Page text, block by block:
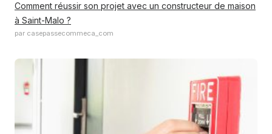
Comment réussir son projet avec un constructeur de maison
à Saint-Malo ?
par casepassecommeca_com